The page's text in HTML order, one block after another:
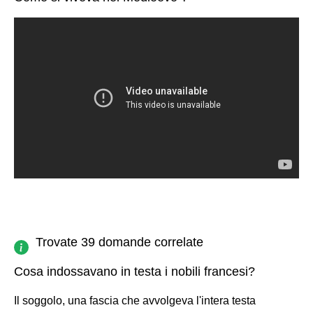
Trovate 39 domande correlate
Cosa indossavano in testa i nobili francesi?
Il soggolo, una fascia che avvolgeva l'intera testa